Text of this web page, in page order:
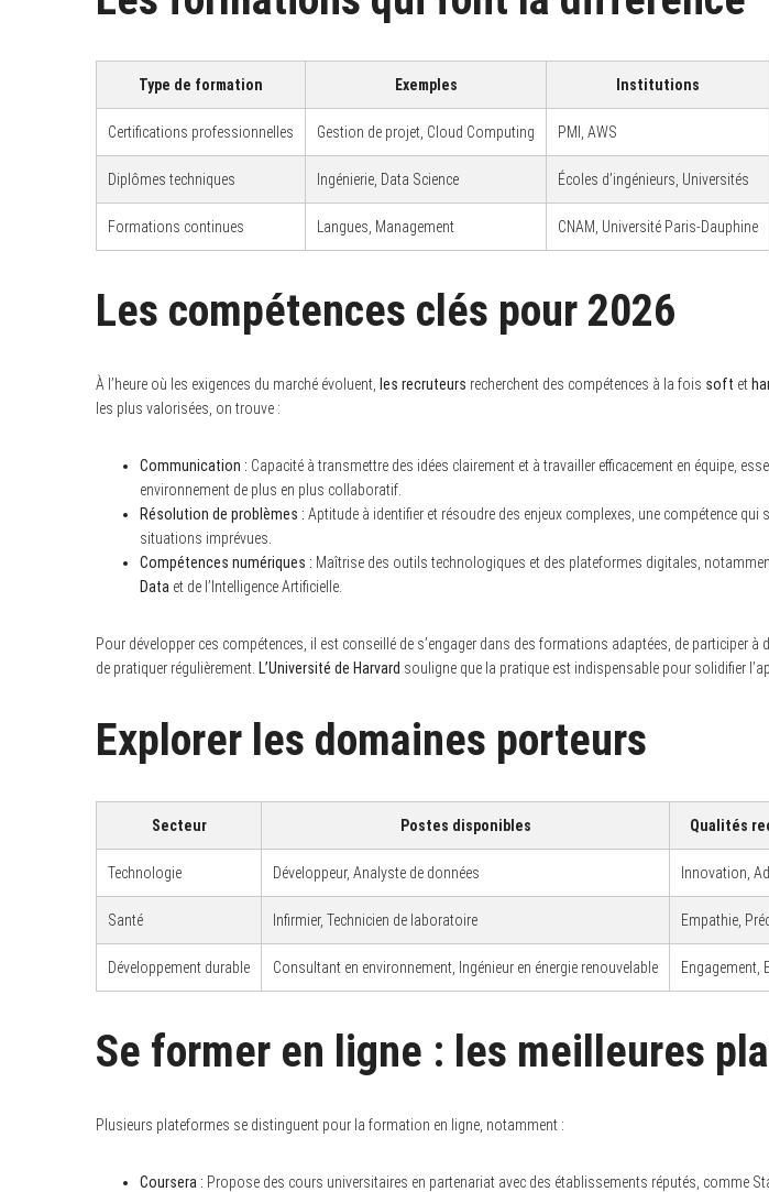
Type de formation Exemples Institutions
Certifications professionnelles Gestion de projet, Cloud Computing PMI, AWS
Diplômes techniques Ingénierie, Data Science Écoles d’ingénieurs, Universités
Formations continues Langues, Management CNAM, Université Paris-Dauphine
Les compétences clés pour 2026
À l’heure où les exigences du marché évoluent, les recruteurs recherchent des compétences à la fois soft et
les plus valorisées, on trouve :
Communication : Capacité à transmettre des idées clairement et à travailler efficacement en équipe,
environnement de plus en plus collaboratif.
Résolution de problèmes : Aptitude à identifier et résoudre des enjeux complexes, une compétence qui
situations imprévues.
Compétences numériques : Maîtrise des outils technologiques et des plateformes digitales,
Data et de l’Intelligence Artificielle.
Pour développer ces compétences, il est conseillé de s’engager dans des formations adaptées, de participer
de pratiquer régulièrement. L’Université de Harvard souligne que la pratique est indispensable pour solidifier
Explorer les domaines porteurs
Secteur Postes disponibles Qualités
Technologie Développeur, Analyste de données Innovation,
Santé Infirmier, Technicien de laboratoire Empathie,
Développement durable Consultant en environnement, Ingénieur en énergie renouvelable Engagement,
Se former en ligne : les meilleures
Plusieurs plateformes se distinguent pour la formation en ligne, notamment :
Coursera : Propose des cours universitaires en partenariat avec des établissements réputés, comme
r
f
o
: